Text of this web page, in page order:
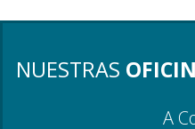
NUESTRAS
A